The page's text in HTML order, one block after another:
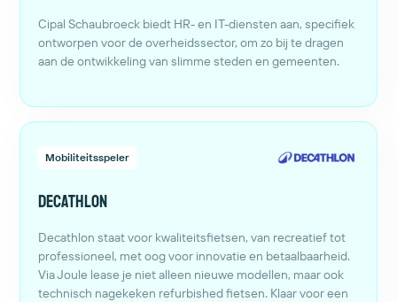
Cipal Schaubroeck biedt HR- en IT-diensten aan, specifiek
ontworpen voor de overheidssector, om zo bij te dragen
aan de ontwikkeling van slimme steden en gemeenten.
Mobiliteitsspeler
Decathlon
Decathlon staat voor kwaliteitsfietsen, van recreatief tot
professioneel, met oog voor innovatie en betaalbaarheid.
Via Joule lease je niet alleen nieuwe modellen, maar ook
technisch nagekeken refurbished fietsen. Klaar voor een